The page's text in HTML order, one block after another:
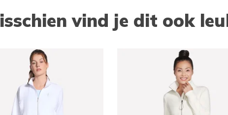
vind je dit ook